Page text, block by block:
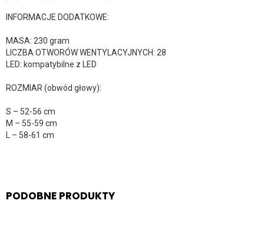
INFORMACJE DODATKOWE:
MASA: 230 gram
LICZBA OTWORÓW WENTYLACYJNYCH: 28
LED: kompatybilne z LED
ROZMIAR (obwód głowy):
S – 52-56 cm
M – 55-59 cm
L – 58-61 cm
PODOBNE PRODUKTY